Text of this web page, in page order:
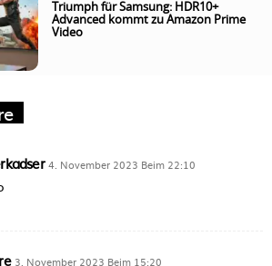
Triumph für Samsung: HDR10+
Advanced kommt zu Amazon Prime
Video
4. November 2023 Beim 22:10
3. November 2023 Beim 15:20